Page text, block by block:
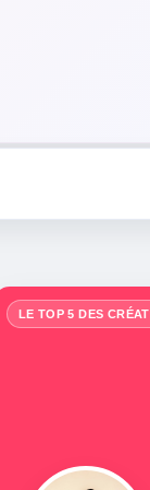
LE TOP 5 DES